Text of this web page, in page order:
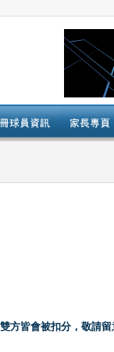
方皆會被扣分，敬請留